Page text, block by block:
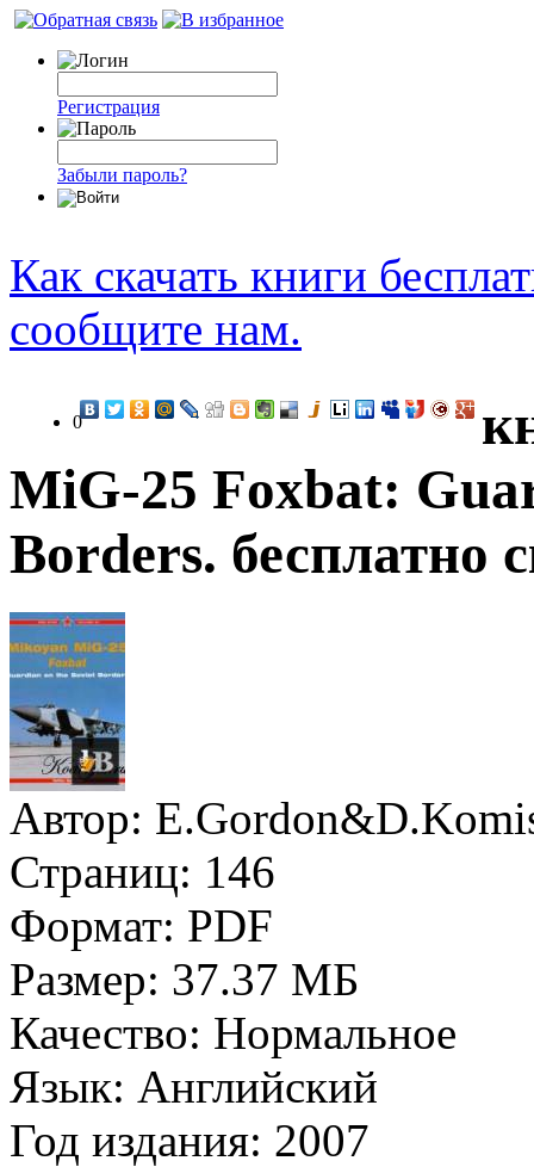
Регистрация
Забыли пароль?
Как скачать книги
сообщите нам.
0
MiG-25 Foxbat:
Borders. бесплатно
Автор:
Страниц: 146
Формат: PDF
Размер: 37.37 МБ
Качество: Нормальное
Язык: Английский
Год издания: 2007